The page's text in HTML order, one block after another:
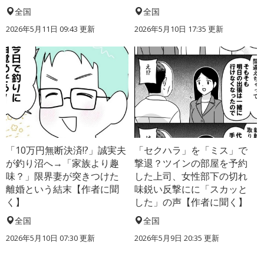
全国
2026年5月11日 09:43 更新
全国
2026年5月10日 17:35 更新
「10万円無断決済!?」誠実夫
が釣り沼へ→「家族より趣
味？」限界妻が突きつけた
離婚という結末【作者に聞
く】
全国
2026年5月10日 07:30 更新
「セクハラ」を「ミス」で
撃退？ツインの部屋を予約
した上司、女性部下の切れ
味鋭い反撃にに「スカッと
した」の声【作者に聞く】
全国
2026年5月9日 20:35 更新